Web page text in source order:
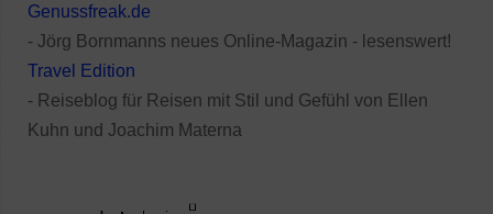
Genussfreak.de
- Jörg Bornmanns neues Online-Magazin - lesenswert!
Travel Edition
- Reiseblog für Reisen mit Stil und Gefühl von Ellen
Kuhn und Joachim Materna